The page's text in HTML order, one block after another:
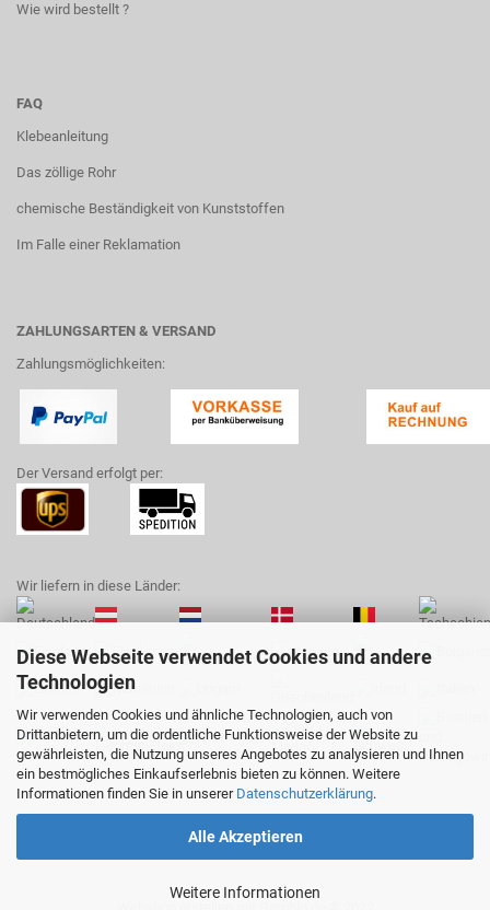
Diese Webseite verwendet Cookies und andere
Technologien
Wir verwenden Cookies und ähnliche Technologien, auch von
Drittanbietern, um die ordentliche Funktionsweise der Website zu
gewährleisten, die Nutzung unseres Angebotes zu analysieren und Ihnen
ein bestmögliches Einkaufserlebnis bieten zu können. Weitere
Informationen finden Sie in unserer Datenschutzerklärung.
Alle Akzeptieren
Weitere Informationen
Wie wird bestellt ?
FAQ
Klebeanleitung
Das zöllige Rohr
chemische Beständigkeit von Kunststoffen
Im Falle einer Reklamation
ZAHLUNGSARTEN & VERSAND
Zahlungsmöglichkeiten:
Der Versand erfolgt per:
Wir liefern in diese Länder: